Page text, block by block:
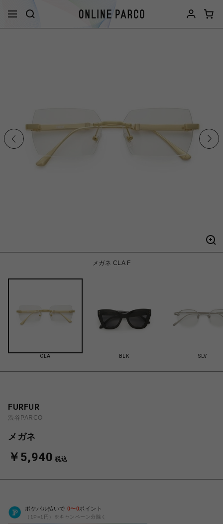
メガネ CLA F
CLA BLK SLV
FURFUR
渋谷PARCO
メガネ
￥5,940 税込
ポケパル払いで 0〜0ポイント
（1P=1円）※キャンペーン分除く